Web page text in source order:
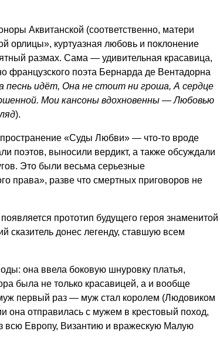
Аквитанской (соответственно, матери
орлицы», куртуазная любовь и поклонение
размах. Сама — удивительная красавица,
французского поэта Бернарда де Вентадорна
песнь идёт, Она не стоит ни гроша, А сердце
Мои кансоны вдохновенны — Любовью
).
«Суды Любви» — что-то вроде
поэтов, выносили вердикт, а также обсуждали
Это были весьма серьезные
права», разве что смертных приговоров не
прототип будущего героя знаменитой
сказитель донес легенду, ставшую всем
она ввела боковую шнуровку платья,
была не только красавицей, а и вообще
первый раз — муж стал королем (Людовиком
отправилась с мужем в крестовый поход,
всю Европу, Византию и вражескую Малую